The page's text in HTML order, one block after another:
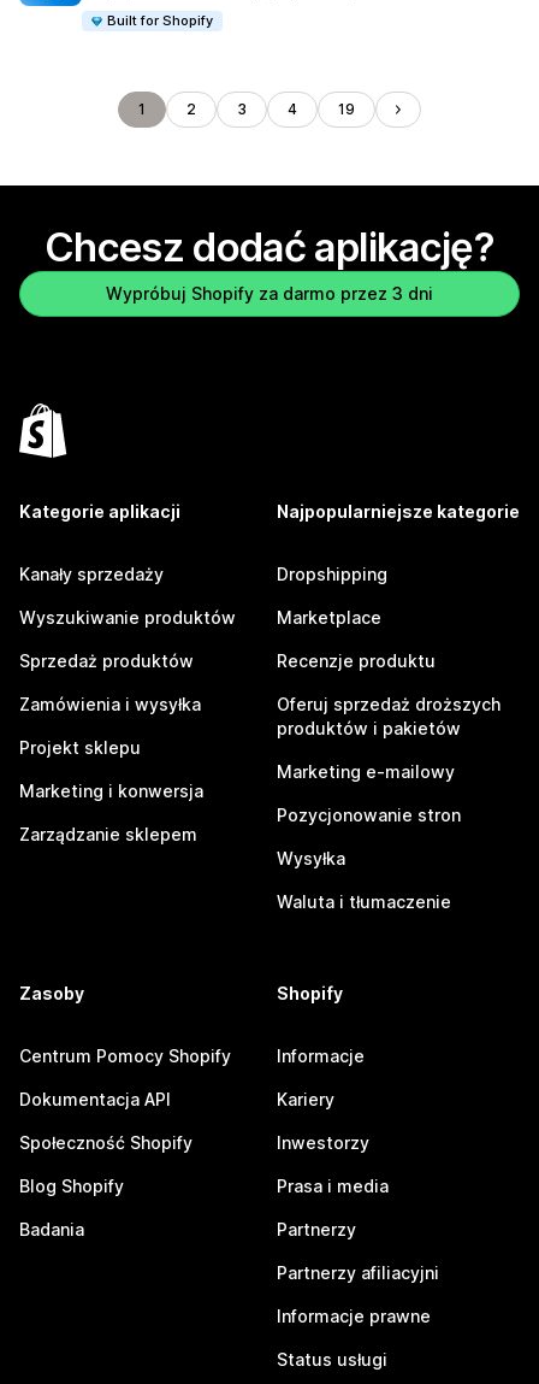
Built for Shopify
1 2 3 4 19
Chcesz dodać aplikację?
Wypróbuj Shopify za darmo przez 3 dni
Kategorie aplikacji
Kanały sprzedaży
Wyszukiwanie produktów
Sprzedaż produktów
Zamówienia i wysyłka
Projekt sklepu
Marketing i konwersja
Zarządzanie sklepem
Najpopularniejsze kategorie
Dropshipping
Marketplace
Recenzje produktu
Oferuj sprzedaż droższych
produktów i pakietów
Marketing e-mailowy
Pozycjonowanie stron
Wysyłka
Waluta i tłumaczenie
Zasoby
Centrum Pomocy Shopify
Dokumentacja API
Społeczność Shopify
Blog Shopify
Badania
Shopify
Informacje
Kariery
Inwestorzy
Prasa i media
Partnerzy
Partnerzy afiliacyjni
Informacje prawne
Status usługi